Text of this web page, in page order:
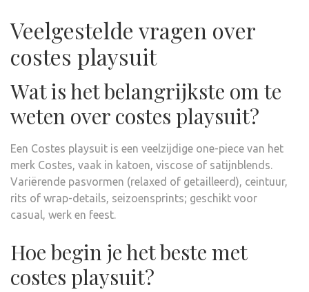
Veelgestelde vragen over
costes playsuit
Wat is het belangrijkste om te
weten over costes playsuit?
Een Costes playsuit is een veelzijdige one-piece van het
merk Costes, vaak in katoen, viscose of satijnblends.
Variërende pasvormen (relaxed of getailleerd), ceintuur,
rits of wrap-details, seizoensprints; geschikt voor
casual, werk en feest.
Hoe begin je het beste met
costes playsuit?